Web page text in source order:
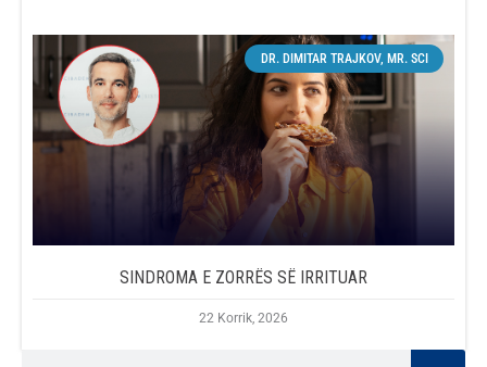
DR. DIMITAR TRAJKOV, MR. SCI
SINDROMA E ZORRËS SË IRRITUAR
22 Korrik, 2026